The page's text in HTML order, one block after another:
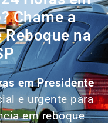
Chame a
Reboque na
em Presidente
e urgente para
em reboque